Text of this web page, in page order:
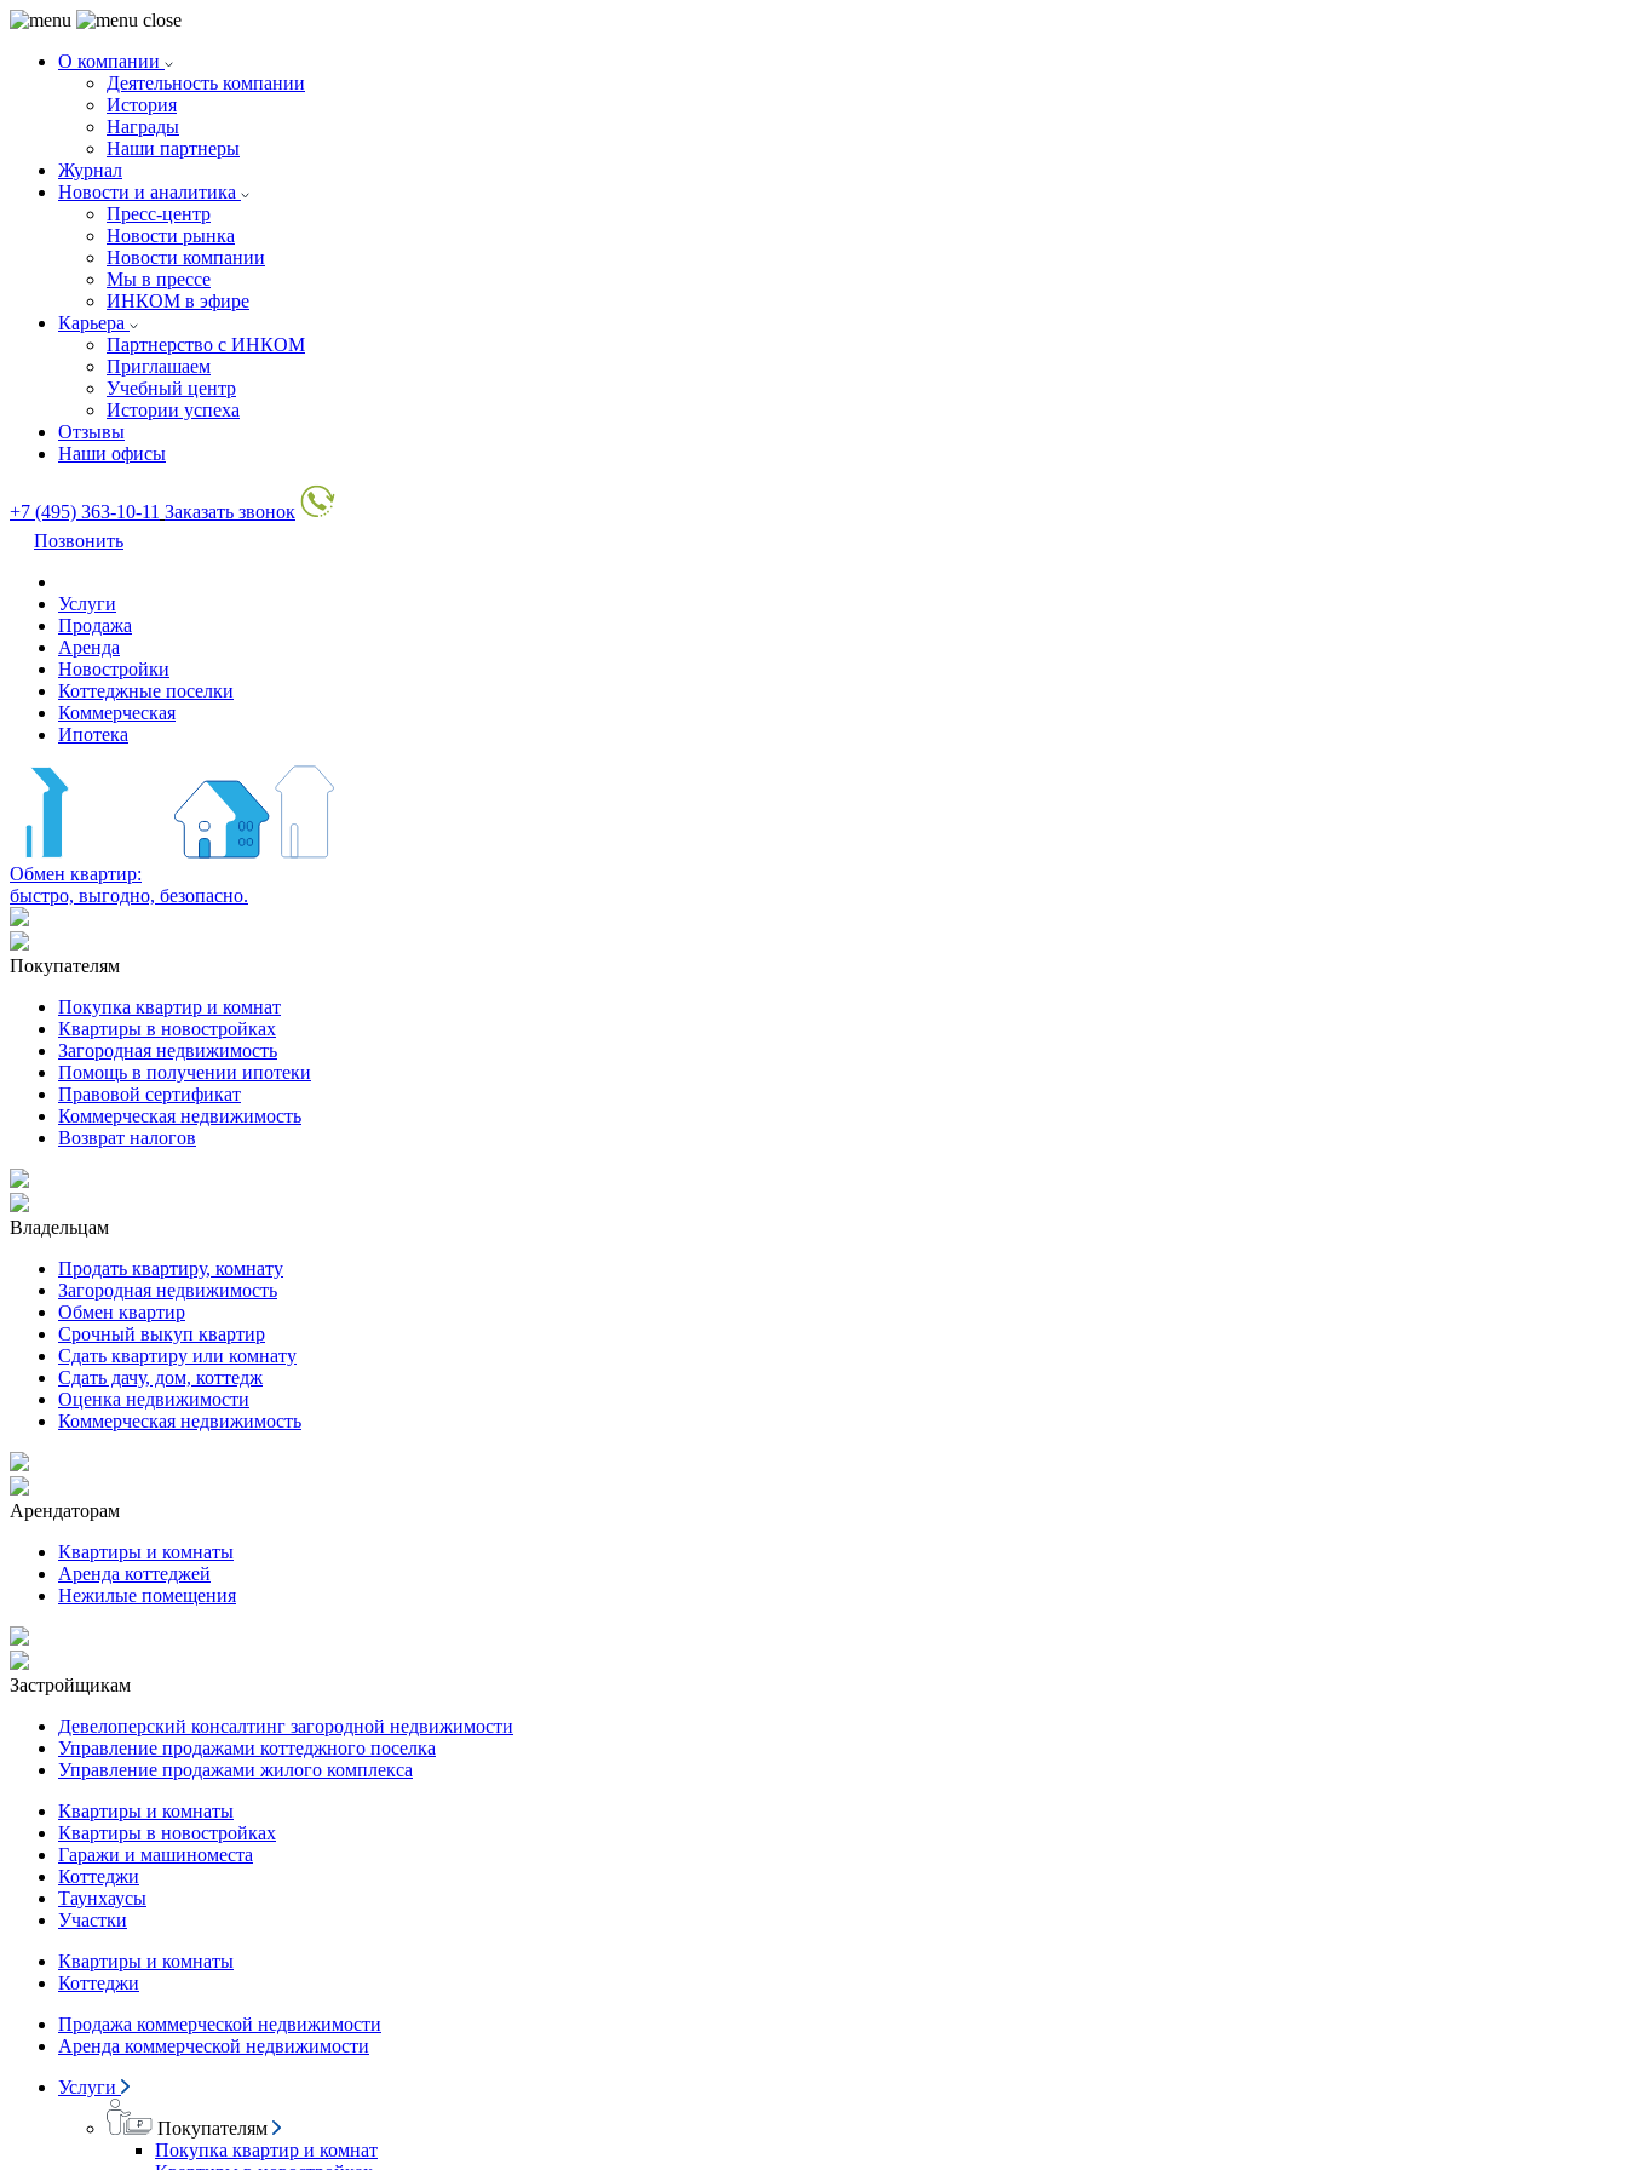
О компании
Деятельность компании
История
Награды
Наши партнеры
Журнал
Новости и аналитика
Пресс-центр
Новости рынка
Новости компании
Мы в прессе
ИНКОМ в эфире
Карьера
Партнерство с ИНКОМ
Приглашаем
Учебный центр
Истории успеха
Отзывы
Наши офисы
+7 (495) 363-10-11 Заказать звонок
Позвонить
Услуги
Продажа
Аренда
Новостройки
Коттеджные поселки
Коммерческая
Ипотека
Обмен квартир:
быстро, выгодно, безопасно.
Покупателям
Покупка квартир и комнат
Квартиры в новостройках
Загородная недвижимость
Помощь в получении ипотеки
Правовой сертификат
Коммерческая недвижимость
Возврат налогов
Владельцам
Продать квартиру, комнату
Загородная недвижимость
Обмен квартир
Срочный выкуп квартир
Сдать квартиру или комнату
Сдать дачу, дом, коттедж
Оценка недвижимости
Коммерческая недвижимость
Арендаторам
Квартиры и комнаты
Аренда коттеджей
Нежилые помещения
Застройщикам
Девелоперский консалтинг загородной недвижимости
Управление продажами коттеджного поселка
Управление продажами жилого комплекса
Квартиры и комнаты
Квартиры в новостройках
Гаражи и машиноместа
Коттеджи
Таунхаусы
Участки
Квартиры и комнаты
Коттеджи
Продажа коммерческой недвижимости
Аренда коммерческой недвижимости
Услуги
Покупателям
Покупка квартир и комнат